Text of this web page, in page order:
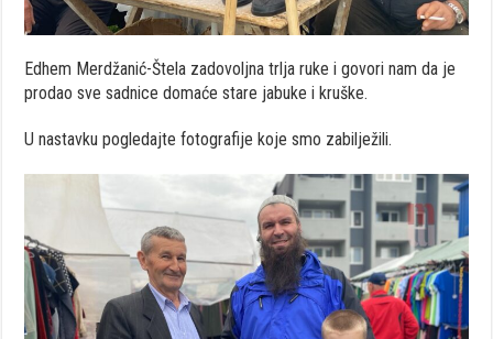
Edhem Merdžanić-Štela zadovoljna trlja ruke i govori nam da je
prodao sve sadnice domaće stare jabuke i kruške.
U nastavku pogledajte fotografije koje smo zabilježili.